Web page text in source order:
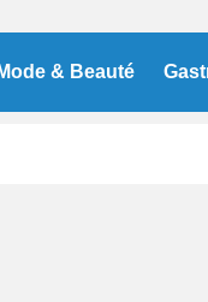
Mode & Beauté